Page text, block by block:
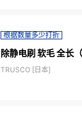
根据数量多少打折
除静电刷 软毛 全长
TRUSCO [日本]